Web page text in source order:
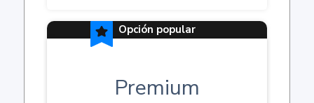
Opción popular
Premium